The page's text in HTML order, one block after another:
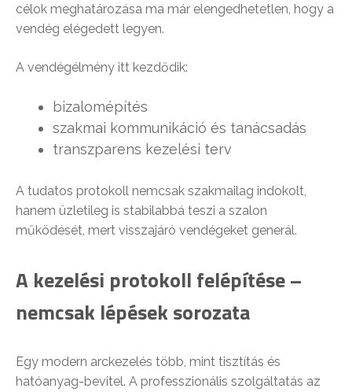
célok meghatározása ma már elengedhetetlen, hogy a
vendég elégedett legyen.
A vendégélmény itt kezdődik:
bizalomépítés
szakmai kommunikáció és tanácsadás
transzparens kezelési terv
A tudatos protokoll nemcsak szakmailag indokolt,
hanem üzletileg is stabilabbá teszi a szalon
működését, mert visszajáró vendégeket generál.
A kezelési protokoll felépítése –
nemcsak lépések sorozata
Egy modern arckezelés több, mint tisztítás és
hatóanyag-bevitel. A professzionális szolgáltatás az